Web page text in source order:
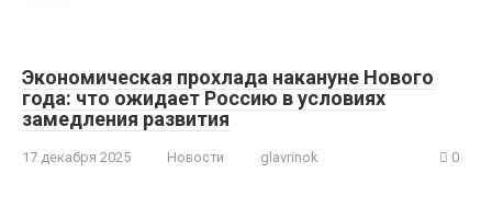
Экономическая прохлада накануне Нового
года: что ожидает Россию в условиях
замедления развития
17 декабря 2025 Новости glavrinok 0